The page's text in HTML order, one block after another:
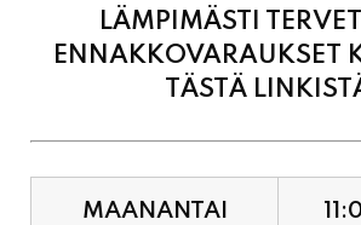
LÄMPIMÄSTI
ENNAKKOVARAUKSET
TÄSTÄ
MAANANTAI